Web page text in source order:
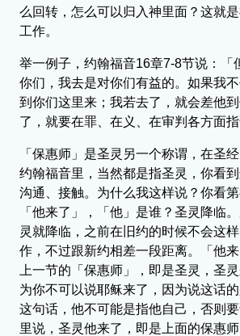
么回转，怎么可以归入神里面？这就
工作。
举一例子，约翰福音16章7-8节说：「
你们，我去是对你们有益的。如果我
到你们这里来；我若去了，就会差他
了，就要在罪、在义、在审判各方面指
「保惠师」是圣灵另一个称谓，在圣
约翰福音里，当然都是指圣灵，你看
沟通、接触。为什么我这样说？你看第
「他来了」，「他」是谁？圣灵降临
灵就降临，之前在旧约的时候不会这
作，不过跟新约相差一段距离。「他
上一节的「保惠师」，即是圣灵，圣
为你不可以说耶稣来了，因为说这话
这句话，他不可能是指他自己，否则
里说，圣灵他来了，即是上面的保惠师